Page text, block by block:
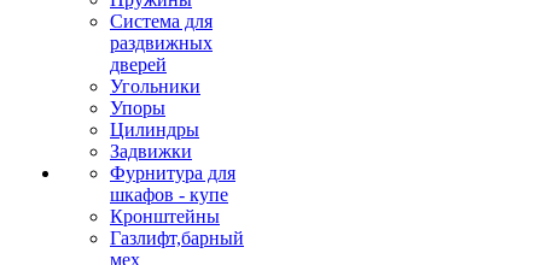
Система для
раздвижных
дверей
Угольники
Упоры
Цилиндры
Задвижки
Фурнитура для
шкафов - купе
Кронштейны
Газлифт,барный
мех